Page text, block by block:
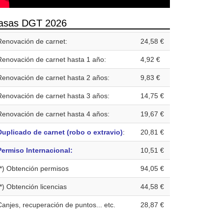
DGT 2026
de carnet: 24,58 €
de carnet hasta 1 año: 4,92 €
de carnet hasta 2 años: 9,83 €
de carnet hasta 3 años: 14,75 €
de carnet hasta 4 años: 19,67 €
de carnet (robo o extravio): 20,81 €
Internacional: 10,51 €
Obtención permisos 94,05 €
Obtención licencias 44,58 €
recuperación de puntos... etc. 28,87 €